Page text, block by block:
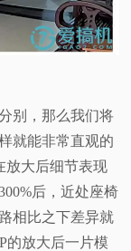
别，那么我们将
就能非常直观的
放大后细节表现
后，近处座椅
相比之下差异就
的放大后一片模